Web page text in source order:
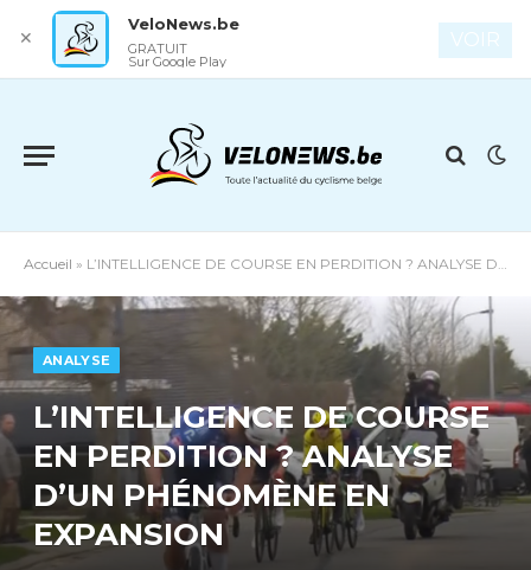
Accueil » L’INTELLIGENCE DE COURSE EN PERDITION ? ANALYSE D’UN PHÉNOMÈNE EN EXPANSION
ANALYSE
L’INTELLIGENCE DE COURSE
EN PERDITION ? ANALYSE
D’UN PHÉNOMÈNE EN
EXPANSION
✕
VeloNews.be
GRATUIT
Sur Google Play
VOIR